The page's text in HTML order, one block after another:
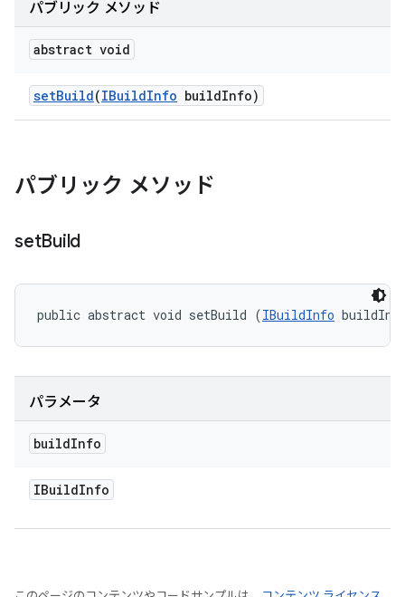
パブリック メソッド
abstract void
setBuild(IBuildInfo buildInfo)
パブリック メソッド
setBuild
public abstract void setBuild (IBuildInfo
パラメータ
buildInfo
IBuildInfo